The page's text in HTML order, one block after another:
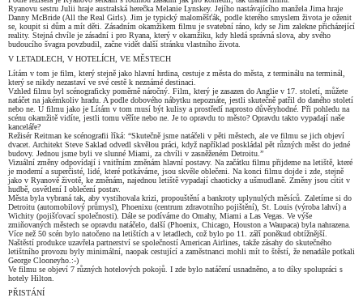
Ryanovu sestru Julii hraje australská herečka Melanie Lynskey. Jejího nastávajícího manžela Jima hraje
Danny McBride (All the Real Girls). Jim je typický maloměšťák, podle kterého smyslem života je oženit
se, koupit si dům a mít děti. Zásadním okamžikem filmu je svatební ráno, kdy se Jim zalekne přicházející
reality. Stejná chvíle je zásadní i pro Ryana, který v okamžiku, kdy hledá správná slova, aby svého
budoucího švagra povzbudil, začne vidět další stránku vlastního života.
V LETADLECH, V HOTELÍCH, VE MĚSTECH
Lítám v tom je film, který stejně jako hlavní hrdina, cestuje z města do města, z terminálu na terminál,
který se nikdy nezastaví ve své cestě k neznámé destinaci.
Vzhled filmu byl scénograficky poměrně náročný. Film, který je zasazen do Anglie v 17. století, můžete
natáčet na jakémkoliv hradu. A podle dobového nábytku nepoznáte, jestli skutečně patřil do daného století
nebo ne. U filmu jako je Lítám v tom musí být kulisy a prostředí naprosto důvěryhodné. Při pohledu na
scénu okamžitě vidíte, jestli tomu věříte nebo ne. Je to opravdu to město? Opravdu takto vypadají naše
kanceláře?
Režisér Reitman ke scénografii říká: “Skutečně jsme natáčeli v pěti městech, ale ve filmu se jich objeví
dvacet. Architekt Steve Saklad odvedl skvělou práci, když například poskládal pět různých měst do jedné
budovy. Jednou jsme byli ve slunné Miami, za chvíli v zasněženém Detroitu.”
Vizuální změny odpovídají i vnitřním změnám hlavní postavy. Na začátku filmu přijdeme na letiště, které
je moderní a superčisté, lidé, které potkáváme, jsou skvěle oblečeni. Na konci filmu dojde i zde, stejně
jako v Ryanově životě, ke změnám, najednou letiště vypadají chaoticky a ušmudlaně. Změny jsou cítit v
hudbě, osvětlení I oblečení postav.
Města byla vybraná tak, aby vystihovala krizi, propouštění a bankroty uplynulých měsíců. Zaletíme si do
Detroitu (automobilový průmysl), Phoenixu (centrum zdravotního pojištění), St. Louis (výroba lahví) a
Wichity (pojišťovací společnosti). Dále se podíváme do Omahy, Miami a Las Vegas. Ve výše
zmiňovaných městech se opravdu natáčelo, další (Phoenix, Chicago, Houston a Waupaca) byla nahrazena.
Více než 50 scén bylo natočeno na letištích a v letadlech, což bylo po 11. září poněkud obtížnější.
Naštěstí produkce uzavřela partnerství se společností American Airlines, takže zásahy do skutečného
letištního provozu byly minimální, naopak cestující a zaměstnanci mohli mít to štěstí, že nenadále potkali
George Clooneyho.:-)
Ve filmu se objeví 7 různých hotelových pokojů. I zde bylo natáčení usnadněno, a to díky spolupráci s
hotely Hilton.
PŘISTÁNÍ